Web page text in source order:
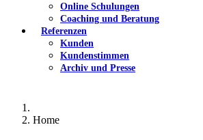
Online Schulungen
Coaching und Beratung
Referenzen
Kunden
Kundenstimmen
Archiv und Presse
Home